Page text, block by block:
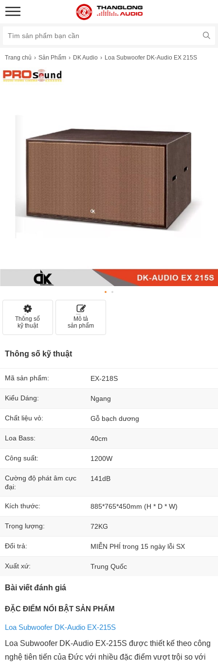
Trang chủ Sản Phẩm DK Audio Loa Subwoofer DK-Audio EX 215S
Thông số
kỹ thuật
Mô tả
sản phẩm
Thông số kỹ thuật
Mã sản phẩm: EX-218S
Kiểu Dáng: Ngang
Chất liệu vỏ: Gỗ bạch dương
Loa Bass: 40cm
Công suất: 1200W
Cường độ phát âm cực
đại:
141dB
Kích thước: 885*765*450mm (H * D * W)
Trọng lượng: 72KG
Đổi trả: MIỄN PHÍ trong 15 ngày lỗi SX
Xuất xứ: Trung Quốc
Bài viết đánh giá
ĐẶC ĐIỂM NỔI BẬT SẢN PHẨM
Loa Subwoofer DK-Audio EX-215S
Loa Subwoofer DK-Audio EX-215S được thiết kế theo công
nghệ tiên tiến của Đức với nhiều đặc điểm vượt trội so với